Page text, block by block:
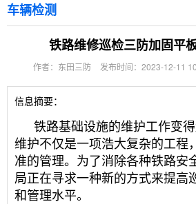
车辆检测
铁路维修巡检三防加固平
作者：东田三防 发布时间：2023-12-11
信息摘要：
铁路基础设施的维护工作变
维护不仅是一项浩大复杂的工程
准的管理。为了消除各种铁路安
局正在寻求一种新的方式来提高
和管理水平。